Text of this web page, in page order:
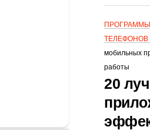
мобильных
работы
20